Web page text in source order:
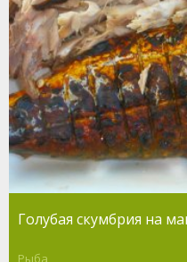
Голубая скумбрия на
Рыба